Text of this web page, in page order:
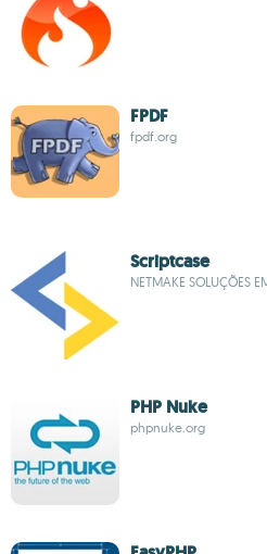
FPDF
fpdf.org
Scriptcase
NETMAKE SOLUÇÕES
PHP Nuke
phpnuke.org